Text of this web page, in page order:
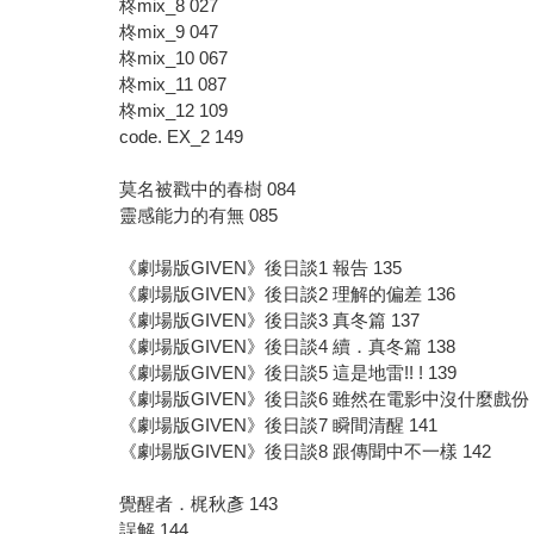
柊mix_8 027
柊mix_9 047
柊mix_10 067
柊mix_11 087
柊mix_12 109
code. EX_2 149
莫名被戳中的春樹 084
靈感能力的有無 085
《劇場版GIVEN》後日談1 報告 135
《劇場版GIVEN》後日談2 理解的偏差 136
《劇場版GIVEN》後日談3 真冬篇 137
《劇場版GIVEN》後日談4 續．真冬篇 138
《劇場版GIVEN》後日談5 這是地雷!! ! 139
《劇場版GIVEN》後日談6 雖然在電影中沒什麼戲份
《劇場版GIVEN》後日談7 瞬間清醒 141
《劇場版GIVEN》後日談8 跟傳聞中不一樣 142
覺醒者．梶秋彥 143
誤解 144